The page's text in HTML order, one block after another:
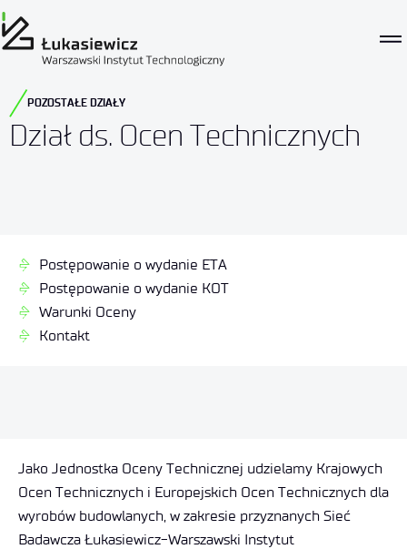
POZOSTAŁE DZIAŁY
Dział ds. Ocen Technicznych
Postępowanie o wydanie ETA
Postępowanie o wydanie KOT
Warunki Oceny
Kontakt
Jako Jednostka Oceny Technicznej udzielamy Krajowych
Ocen Technicznych i Europejskich Ocen Technicznych dla
wyrobów budowlanych, w zakresie przyznanych Sieć
Badawcza Łukasiewicz-Warszawski Instytut